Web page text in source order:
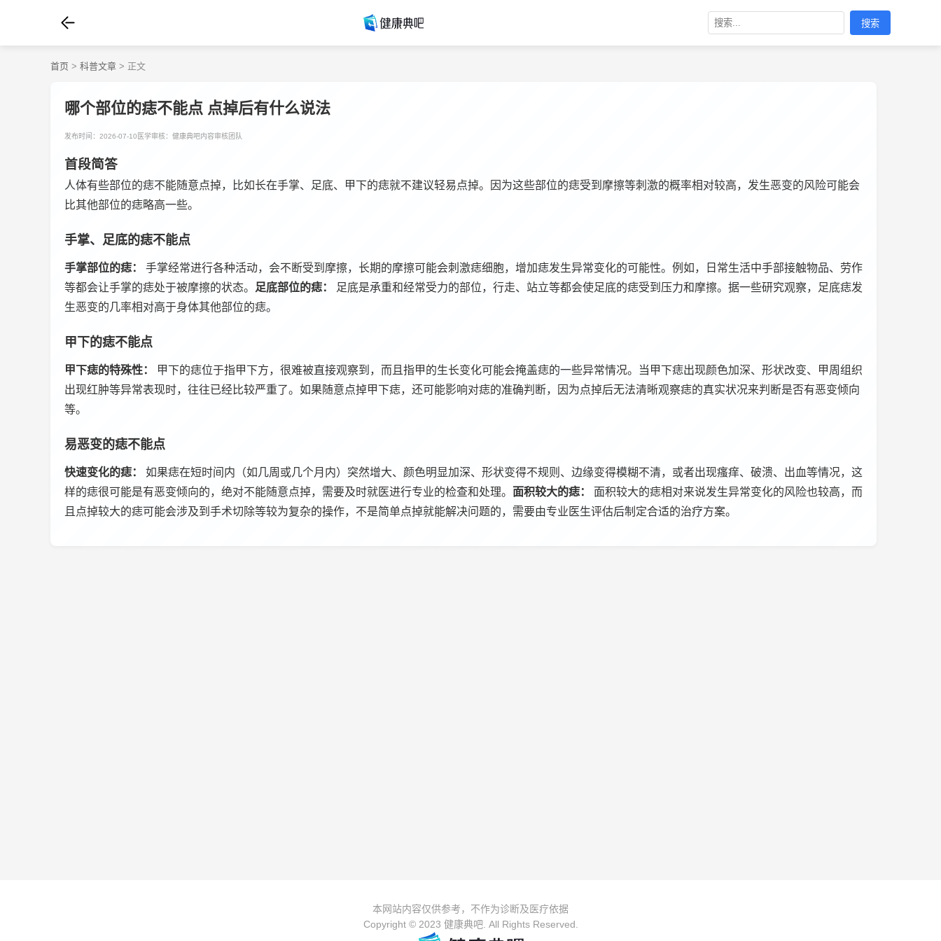
搜索
首页 > 科普文章 > 正文
哪个部位的痣不能点 点掉后有什么说法
发布时间：2026-07-10 医学审核：健康典吧内容审核团队
首段简答
人体有些部位的痣不能随意点掉，比如长在手掌、足底、甲下的痣就不建议轻易点掉。因为这些部位的痣受到摩擦等刺激的概率相对较高，发生恶变的风险可能会
比其他部位的痣略高一些。
手掌、足底的痣不能点
手掌部位的痣：
手掌经常进行各种活动，会不断受到摩擦，长期的摩擦可能会刺激痣细胞，增加痣发生异常变化的可能性。例如，日常生活中手部接触物品、劳作
等都会让手掌的痣处于被摩擦的状态。
足底部位的痣：
足底是承重和经常受力的部位，行走、站立等都会使足底的痣受到压力和摩擦。据一些研究观察，足底痣发
生恶变的几率相对高于身体其他部位的痣。
甲下的痣不能点
甲下痣的特殊性：
甲下的痣位于指甲下方，很难被直接观察到，而且指甲的生长变化可能会掩盖痣的一些异常情况。当甲下痣出现颜色加深、形状改变、甲周组织
出现红肿等异常表现时，往往已经比较严重了。如果随意点掉甲下痣，还可能影响对痣的准确判断，因为点掉后无法清晰观察痣的真实状况来判断是否有恶变倾向
等。
易恶变的痣不能点
快速变化的痣：
如果痣在短时间内（如几周或几个月内）突然增大、颜色明显加深、形状变得不规则、边缘变得模糊不清，或者出现瘙痒、破溃、出血等情况，这
样的痣很可能是有恶变倾向的，绝对不能随意点掉，需要及时就医进行专业的检查和处理。 面积较大的痣：
面积较大的痣相对来说发生异常变化的风险也较高，而
且点掉较大的痣可能会涉及到手术切除等较为复杂的操作，不是简单点掉就能解决问题的，需要由专业医生评估后制定合适的治疗方案。
本网站内容仅供参考，不作为诊断及医疗依据
Copyright © 2023 健康典吧. All Rights Reserved.